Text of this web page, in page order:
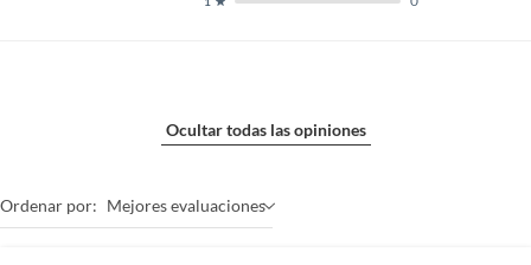
Ocultar todas las opiniones
Ordenar por: Mejores evaluaciones